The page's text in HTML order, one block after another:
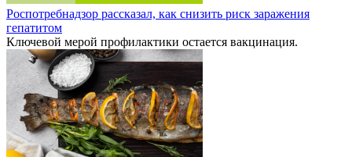
Роспотребнадзор рассказал, как снизить риск заражения
гепатитом
Ключевой мерой профилактики остается вакцинация.